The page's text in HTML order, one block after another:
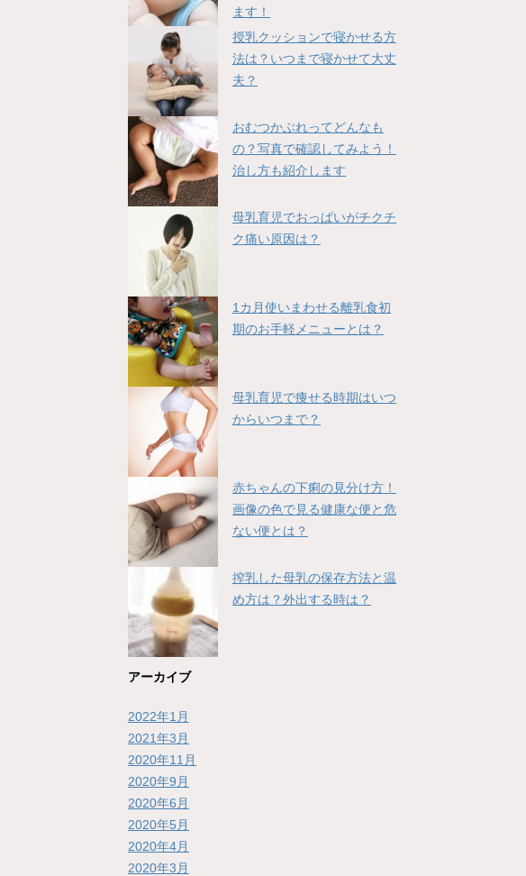
ます！
授乳クッションで寝かせる方
法は？いつまで寝かせて大丈
夫？
おむつかぶれってどんなも
の？写真で確認してみよう！
治し方も紹介します
母乳育児でおっぱいがチクチ
ク痛い原因は？
1カ月使いまわせる離乳食初
期のお手軽メニューとは？
母乳育児で痩せる時期はいつ
からいつまで？
赤ちゃんの下痢の見分け方！
画像の色で見る健康な便と危
ない便とは？
搾乳した母乳の保存方法と温
め方は？外出する時は？
アーカイブ
2022年1月
2021年3月
2020年11月
2020年9月
2020年6月
2020年5月
2020年4月
2020年3月